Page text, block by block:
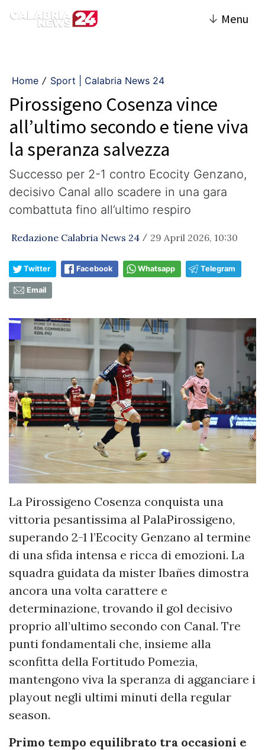
↓ Menu
Home / Sport | Calabria News 24
Pirossigeno Cosenza vince
all’ultimo secondo e tiene viva
la speranza salvezza
Successo per 2-1 contro Ecocity Genzano,
decisivo Canal allo scadere in una gara
combattuta fino all’ultimo respiro
Redazione Calabria News 24 / 29 April 2026, 10:30
Twitter Facebook Whatsapp Telegram
Email
La Pirossigeno Cosenza conquista una
vittoria pesantissima al PalaPirossigeno,
superando 2-1 l’Ecocity Genzano al termine
di una sfida intensa e ricca di emozioni. La
squadra guidata da mister Ibañes dimostra
ancora una volta carattere e
determinazione, trovando il gol decisivo
proprio all’ultimo secondo con Canal. Tre
punti fondamentali che, insieme alla
sconfitta della Fortitudo Pomezia,
mantengono viva la speranza di agganciare i
playout negli ultimi minuti della regular
season.
Primo tempo equilibrato tra occasioni e